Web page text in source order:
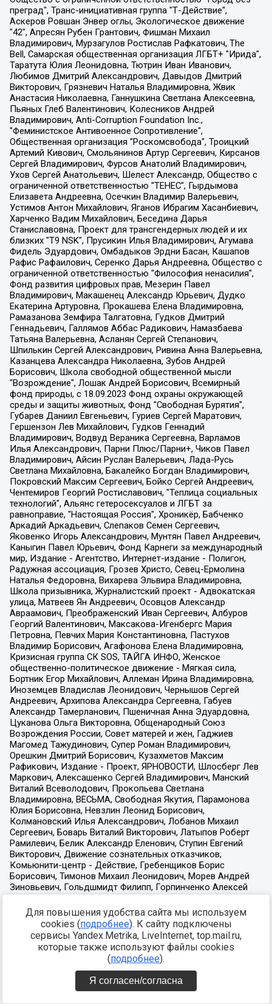
Для повышения удобства сайта мы используем
cookies (подробнее). К сайту подключены
сервисы Yandex.Metrika, LiveInternet, top.mail.ru,
которые также используют файлы cookies
(подробнее).
Я согласен/согласна